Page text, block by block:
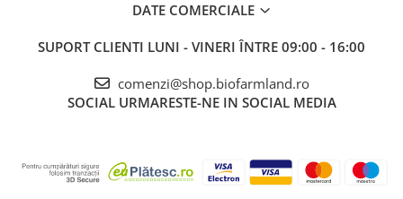
DATE COMERCIALE
SUPORT CLIENTI LUNI - VINERI ÎNTRE 09:00 - 16:00
comenzi@shop.biofarmland.ro
SOCIAL URMARESTE-NE IN SOCIAL MEDIA